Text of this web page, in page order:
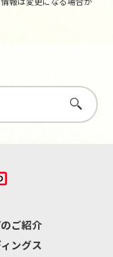
さがす
ご紹介
ングス